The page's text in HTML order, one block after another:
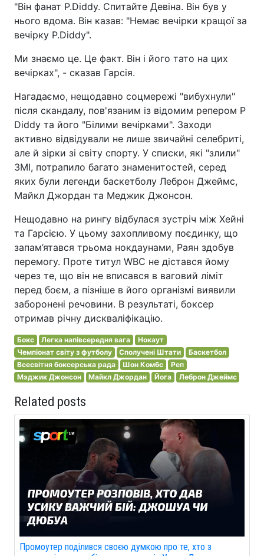
"Він фанат P.Diddy. Спитайте Девіна. Він був у
нього вдома. Він казав: "Немає вечірки кращої за
вечірку P.Diddy".
Ми знаємо це. Це факт. Він і його тато на цих
вечірках", - сказав Гарсія.
Нагадаємо, нещодавно соцмережі "вибухнули"
після скандалу, пов'язаним із відомим репером P
Diddy та його "Білими вечірками". Заходи
активно відвідували не лише звичайні селебриті,
але й зірки зі світу спорту. У списки, які "злили"
ЗМІ, потрапило багато знаменитостей, серед
яких були легенди баскетболу Леброн Джеймс,
Майкл Джордан та Меджик Джонсон.
Нещодавно на рингу відбулася зустріч між Хейні
та Гарсією. У цьому захопливому поєдинку, що
запам’ятався трьома нокдаунами, Раян здобув
перемогу. Проте титул WBC не дістався йому
через те, що він не вписався в ваговий ліміт
перед боєм, а пізніше в його організмі виявили
заборонені речовини. В результаті, боксер
отримав річну дискваліфікацію.
Бокс Легка напівсередня вага
Нокаут
Чемпіонат світу з футболу
Сполучені Штати
Баскетбол
Всесвітня боксерська рада
Шон Комбс
Реп
Мэджик Джонсон
Майкл Джордан Йога Леброн Джеймс
Related posts
Промоутер поділився своєю думкою про те, хто з